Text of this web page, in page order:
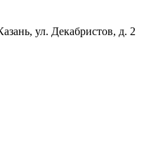
ул. Декабристов, д. 2